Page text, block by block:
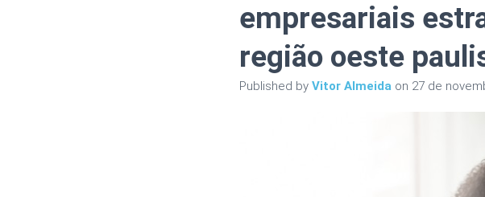
empresariais
região oeste
Published by Vitor Almeida on 27 de